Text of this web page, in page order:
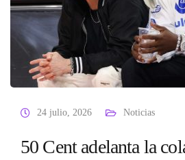
24 julio, 2026 Noticias
50 Cent adelanta la